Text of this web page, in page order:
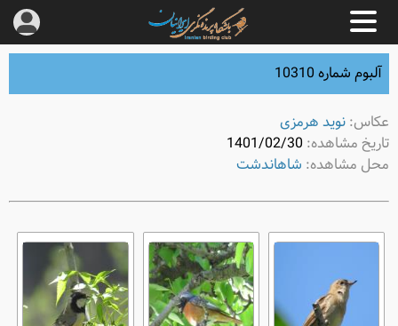
آلبوم شماره 10310
عکاس:نوید هرمزی
تاریخ مشاهده: 1401/02/30
محل مشاهده: شاهاندشت